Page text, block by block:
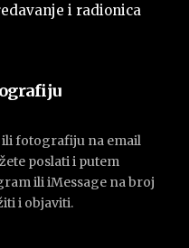
i radionica
fotografiju na email
poslati i putem
ili iMessage na broj
i objaviti.